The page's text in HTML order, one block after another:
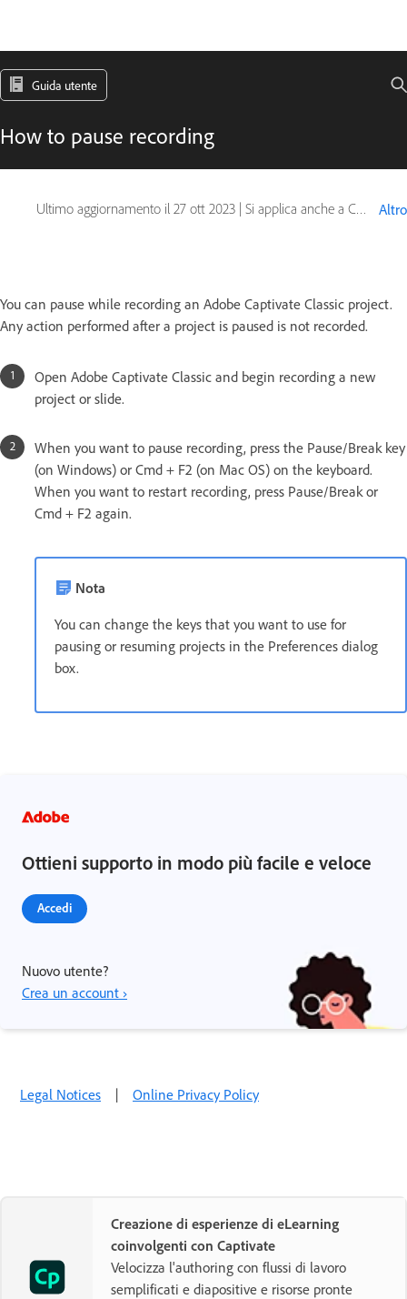
Guida utente
How to pause recording
Ultimo aggiornamento il 27 ott 2023 | Si applica anche a Captivate Altro
You can pause while recording an Adobe Captivate Classic project.
Any action performed after a project is paused is not recorded.
Open Adobe Captivate Classic and begin recording a new
project or slide.
When you want to pause recording, press the Pause/Break key
(on Windows) or Cmd + F2 (on Mac OS) on the keyboard.
When you want to restart recording, press Pause/Break or
Cmd + F2 again.
Nota
You can change the keys that you want to use for
pausing or resuming projects in the Preferences dialog
box.
Ottieni supporto in modo più facile e veloce
Accedi
Nuovo utente?
Crea un account ›
Legal Notices | Online Privacy Policy
Creazione di esperienze di eLearning
coinvolgenti con Captivate
Velocizza l'authoring con flussi di lavoro
semplificati e diapositive e risorse pronte